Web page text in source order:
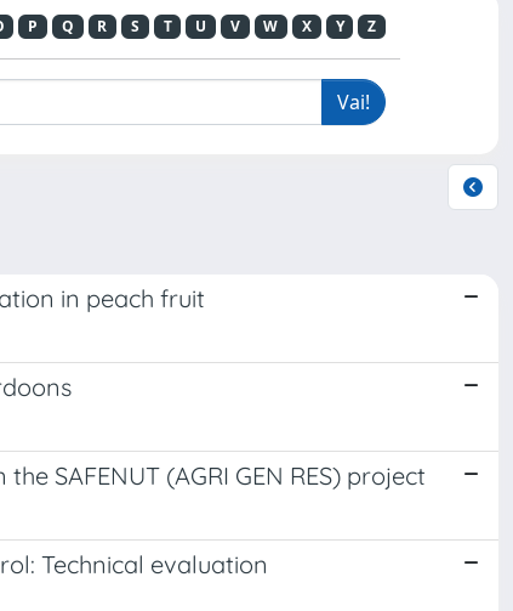
P Q R S T U V W X Y Z
in peach fruit
SAFENUT (AGRI GEN RES) project
Technical evaluation